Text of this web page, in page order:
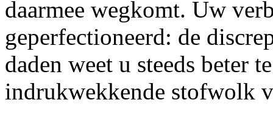
daarmee wegkomt. Uw
geperfectioneerd: de
daden weet u steeds beter
indrukwekkende stofwolk